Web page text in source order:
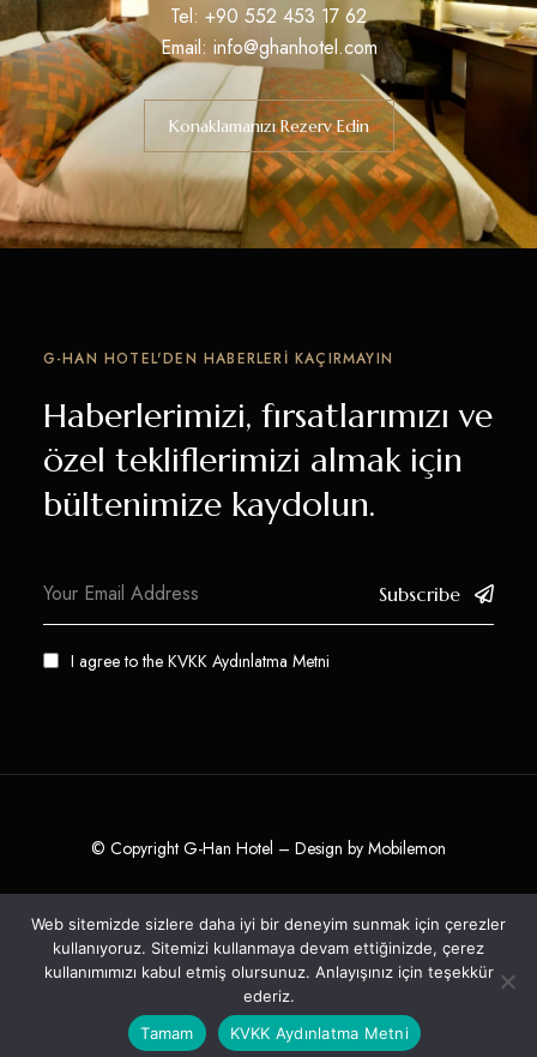
Tel: +90 552 453 17 62
Email: info@ghanhotel.com
Konaklamanızı Rezerv Edin
G-HAN HOTEL'DEN HABERLERI KAÇIRMAYIN
Haberlerimizi, fırsatlarımızı ve
özel tekliflerimizi almak için
bültenimize kaydolun.
Subscribe
I agree to the KVKK Aydınlatma Metni
© Copyright G-Han Hotel – Design by Mobilemon
Web sitemizde sizlere daha iyi bir deneyim sunmak için çerezler
kullanıyoruz. Sitemizi kullanmaya devam ettiğinizde, çerez
kullanımımızı kabul etmiş olursunuz. Anlayışınız için teşekkür
ederiz.
Tamam
KVKK Aydınlatma Metni